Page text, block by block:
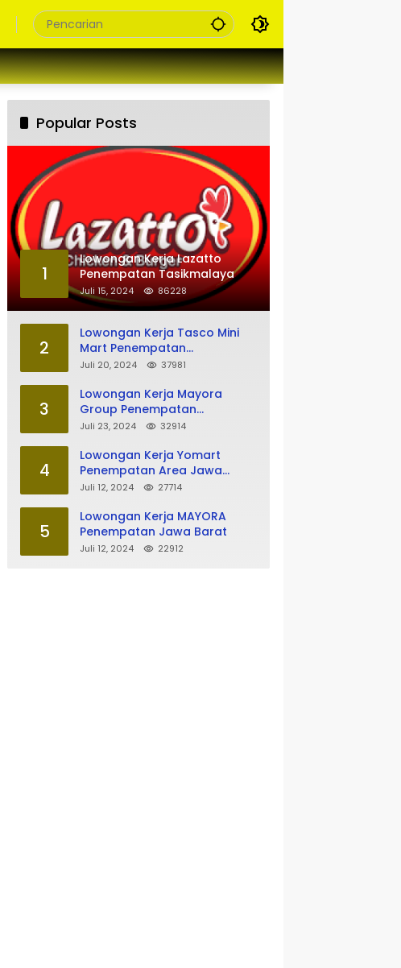
Popular Posts
1
Lowongan Kerja Lazatto
Penempatan Tasikmalaya
Juli 15, 2024 86228
2
Lowongan Kerja Tasco Mini
Mart Penempatan
Tasikmalaya
Juli 20, 2024 37981
3
Lowongan Kerja Mayora
Group Penempatan
Tasikmalaya
Juli 23, 2024 32914
4
Lowongan Kerja Yomart
Penempatan Area Jawa
Barat
Juli 12, 2024 27714
5
Lowongan Kerja MAYORA
Penempatan Jawa Barat
Juli 12, 2024 22912